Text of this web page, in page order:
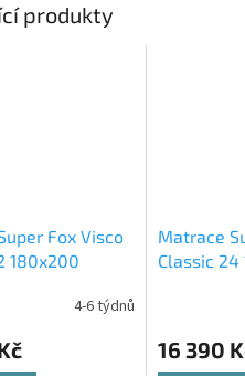
produkty
Fox Visco
180x200
4-6 týdnů
Matrace
Classic 24
16 390